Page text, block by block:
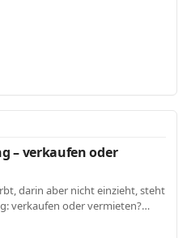
– verkaufen oder
darin aber nicht einzieht, steht
verkaufen oder vermieten?…